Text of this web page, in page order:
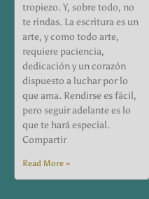
tropiezo. Y, sobre todo, no
te rindas. La escritura es un
arte, y como todo arte,
requiere paciencia,
dedicación y un corazón
dispuesto a luchar por lo
que ama. Rendirse es fácil,
pero seguir adelante es lo
que te hará especial.
Compartir
Read More »